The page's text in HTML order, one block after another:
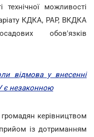
можливості
КДКА, РАР, ВКДКА
обов'язків
відмова у внесенні
є незаконною
керівництвом
із дотриманням